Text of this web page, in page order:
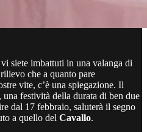
siete imbattuti in una valanga di
che a quanto pare
vite, c’è una spiegazione. Il
una festività della durata di ben due
dal 17 febbraio, saluterà il segno
a quello del Cavallo.